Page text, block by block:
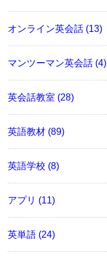
オンライン英会話 (13)
マンツーマン英会話 (4)
英会話教室 (28)
英語教材 (89)
英語学校 (8)
アプリ (11)
英単語 (24)